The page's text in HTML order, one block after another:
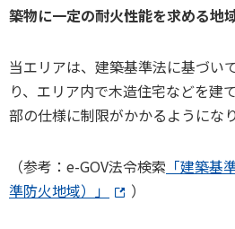
築物に一定の耐火性能を求める地
当エリアは、建築基準法に基づい
り、エリア内で木造住宅などを建
部の仕様に制限がかかるようになり
（参考：e-GOV法令検索 「建築基
準防火地域）」
）